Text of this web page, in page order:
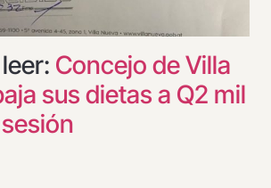
Concejo de Villa
sus dietas a Q2 mil